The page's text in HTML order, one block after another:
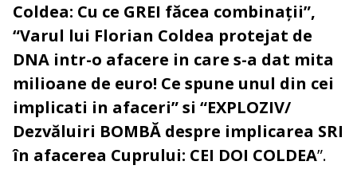
Coldea: Cu ce GREI făcea combinații”,
“Varul lui Florian Coldea protejat de
DNA intr-o afacere in care s-a dat mita
milioane de euro! Ce spune unul din cei
implicati in afaceri” si “EXPLOZIV/
Dezvăluiri BOMBĂ despre implicarea SRI
în afacerea Cuprului: CEI DOI COLDEA”.